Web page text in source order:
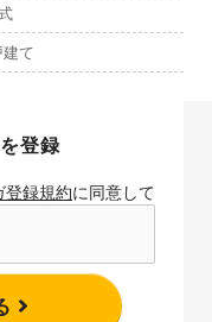
て
登録
登録規約に同意して